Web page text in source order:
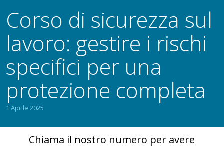
Corso di sicurezza sul
lavoro: gestire i rischi
specifici per una
protezione completa
1 Aprile 2025
Chiama il nostro numero per avere